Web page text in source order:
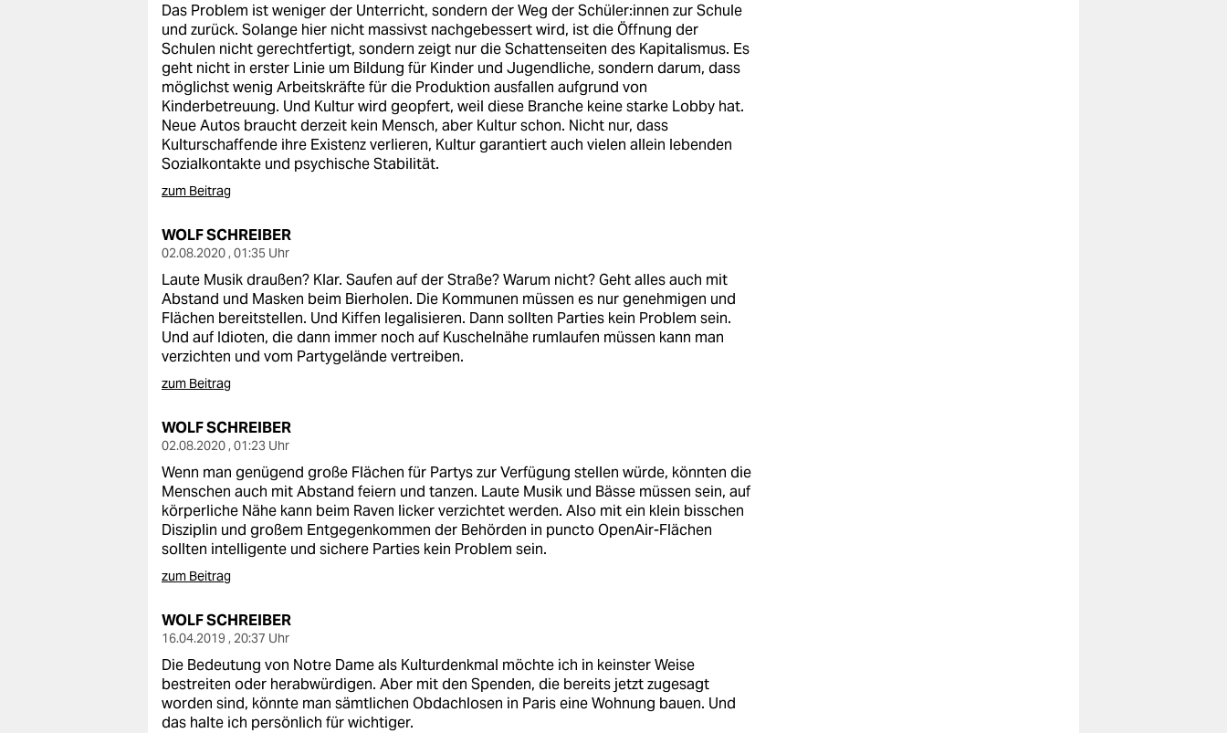
Das Problem ist weniger der Unterricht, sondern der Weg der Schüler:innen zur Schule
und zurück. Solange hier nicht massivst nachgebessert wird, ist die Öffnung der
Schulen nicht gerechtfertigt, sondern zeigt nur die Schattenseiten des Kapitalismus. Es
geht nicht in erster Linie um Bildung für Kinder und Jugendliche, sondern darum, dass
möglichst wenig Arbeitskräfte für die Produktion ausfallen aufgrund von
Kinderbetreuung. Und Kultur wird geopfert, weil diese Branche keine starke Lobby hat.
Neue Autos braucht derzeit kein Mensch, aber Kultur schon. Nicht nur, dass
Kulturschaffende ihre Existenz verlieren, Kultur garantiert auch vielen allein lebenden
Sozialkontakte und psychische Stabilität.
zum Beitrag
WOLF SCHREIBER
02.08.2020 , 01:35 Uhr
Laute Musik draußen? Klar. Saufen auf der Straße? Warum nicht? Geht alles auch mit
Abstand und Masken beim Bierholen. Die Kommunen müssen es nur genehmigen und
Flächen bereitstellen. Und Kiffen legalisieren. Dann sollten Parties kein Problem sein.
Und auf Idioten, die dann immer noch auf Kuschelnähe rumlaufen müssen kann man
verzichten und vom Partygelände vertreiben.
zum Beitrag
WOLF SCHREIBER
02.08.2020 , 01:23 Uhr
Wenn man genügend große Flächen für Partys zur Verfügung stellen würde, könnten die
Menschen auch mit Abstand feiern und tanzen. Laute Musik und Bässe müssen sein, auf
körperliche Nähe kann beim Raven licker verzichtet werden. Also mit ein klein bisschen
Disziplin und großem Entgegenkommen der Behörden in puncto OpenAir-Flächen
sollten intelligente und sichere Parties kein Problem sein.
zum Beitrag
WOLF SCHREIBER
16.04.2019 , 20:37 Uhr
Die Bedeutung von Notre Dame als Kulturdenkmal möchte ich in keinster Weise
bestreiten oder herabwürdigen. Aber mit den Spenden, die bereits jetzt zugesagt
worden sind, könnte man sämtlichen Obdachlosen in Paris eine Wohnung bauen. Und
das halte ich persönlich für wichtiger.